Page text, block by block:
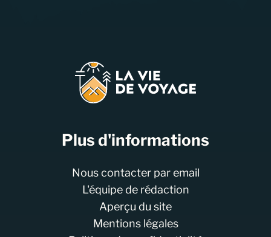
Plus d'informations
Nous contacter par email
L'équipe de rédaction
Aperçu du site
Mentions légales